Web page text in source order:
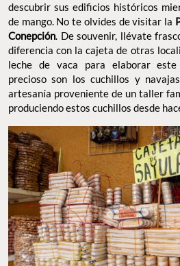
descubrir sus edificios históricos
de mango. No te olvides de visitar la
Conepción. De souvenir, llévate
diferencia con la cajeta de otras
leche de vaca para elaborar
precioso son los cuchillos y
artesanía proveniente de un taller
produciendo estos cuchillos desde